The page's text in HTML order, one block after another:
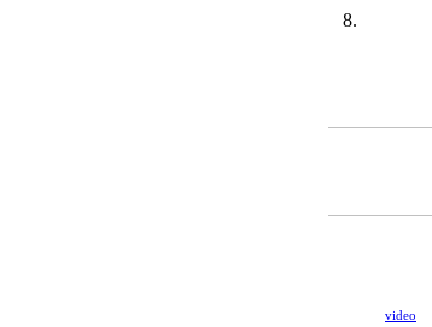
8.
video